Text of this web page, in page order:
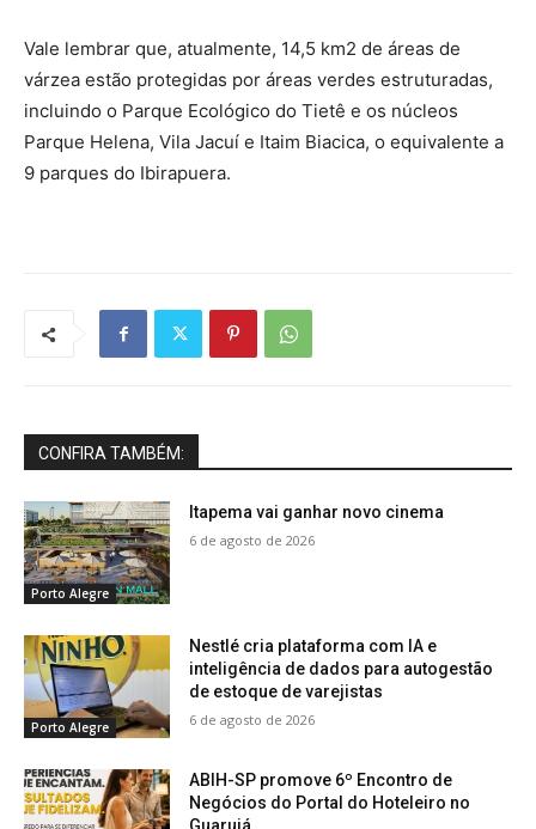
Vale lembrar que, atualmente, 14,5 km2 de áreas de
várzea estão protegidas por áreas verdes estruturadas,
incluindo o Parque Ecológico do Tietê e os núcleos
Parque Helena, Vila Jacuí e Itaim Biacica, o equivalente a
9 parques do Ibirapuera.
CONFIRA TAMBÉM:
Porto Alegre
Itapema vai ganhar novo cinema
6 de agosto de 2026
Porto Alegre
Nestlé cria plataforma com IA e
inteligência de dados para autogestão
de estoque de varejistas
6 de agosto de 2026
ABIH-SP promove 6º Encontro de
Negócios do Portal do Hoteleiro no
Guarujá